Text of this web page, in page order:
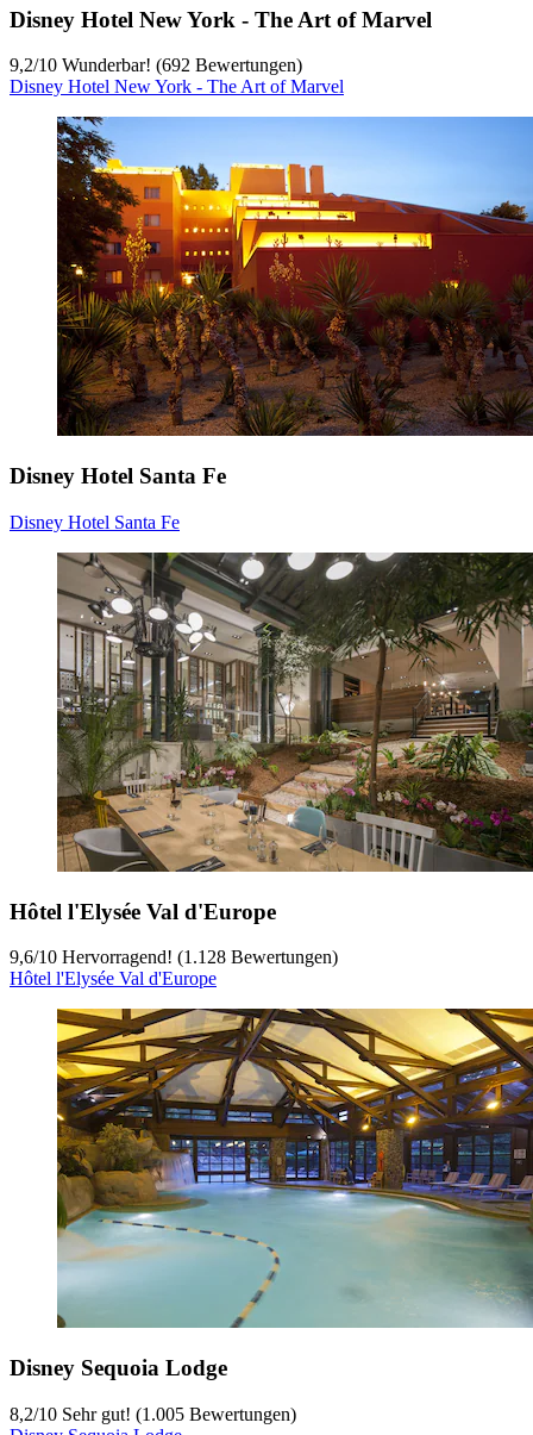
Disney Hotel New York - The Art of Marvel
9,2/10 Wunderbar! (692 Bewertungen)
Disney Hotel New York - The Art of Marvel
Disney Hotel Santa Fe
Disney Hotel Santa Fe
Hôtel l'Elysée Val d'Europe
9,6/10 Hervorragend! (1.128 Bewertungen)
Hôtel l'Elysée Val d'Europe
Disney Sequoia Lodge
8,2/10 Sehr gut! (1.005 Bewertungen)